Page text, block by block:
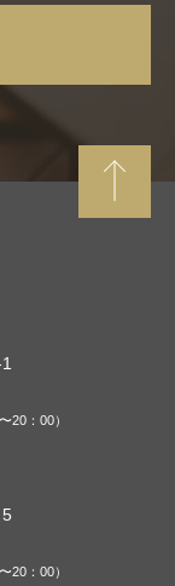
20：00）
20：00）